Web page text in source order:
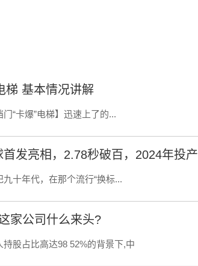
梯 基本情况讲解
“卡爆”电梯】迅速上了的...
发亮相，2.78秒破百，2024年投产
十年代，在那个流行“换标...
家公司什么来头?
股占比高达98 52%的背景下,中